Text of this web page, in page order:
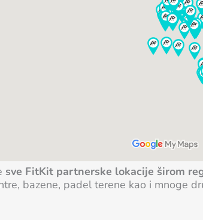
sve FitKit partnerske lokacije širom
bazene, padel terene kao i mnoge